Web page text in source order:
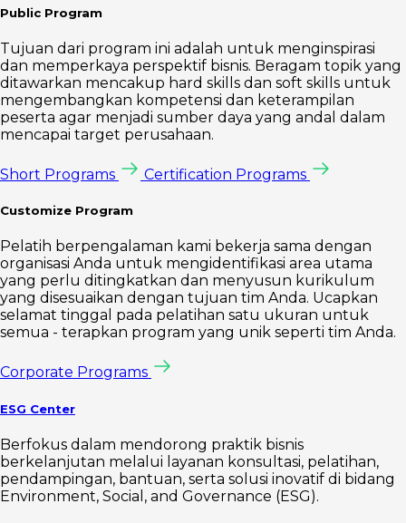
Public Program
Tujuan dari program ini adalah untuk menginspirasi
dan memperkaya perspektif bisnis. Beragam topik yang
ditawarkan mencakup hard skills dan soft skills untuk
mengembangkan kompetensi dan keterampilan
peserta agar menjadi sumber daya yang andal dalam
mencapai target perusahaan.
Short Programs Certification Programs
Customize Program
Pelatih berpengalaman kami bekerja sama dengan
organisasi Anda untuk mengidentifikasi area utama
yang perlu ditingkatkan dan menyusun kurikulum
yang disesuaikan dengan tujuan tim Anda. Ucapkan
selamat tinggal pada pelatihan satu ukuran untuk
semua - terapkan program yang unik seperti tim Anda.
Corporate Programs
ESG Center
Berfokus dalam mendorong praktik bisnis
berkelanjutan melalui layanan konsultasi, pelatihan,
pendampingan, bantuan, serta solusi inovatif di bidang
Environment, Social, and Governance (ESG).